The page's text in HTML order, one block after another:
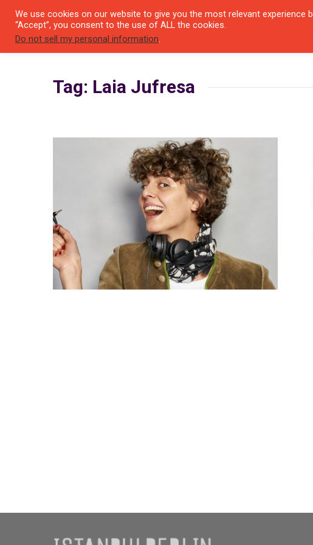
SEYIR QUARTIER
Tag: Laia Jufresa
We use cookies on our website to give you the most relevant experience
“Accept”, you consent to the use of ALL the cookies.
Do not sell my personal information.